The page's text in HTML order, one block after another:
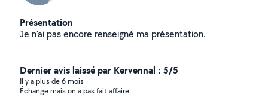
Présentation
Je n'ai pas encore renseigné ma présentation.
Dernier avis laissé par Kervennal : 5/5
Il y a plus de 6 mois
Échange mais on a pas fait affaire